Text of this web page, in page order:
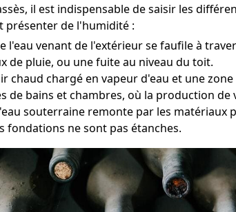
il est indispensable de saisir les
présenter de l'humidité :
venant de l'extérieur se faufile à
de pluie, ou une fuite au niveau du toit.
chaud chargé en vapeur d'eau et une
de bains et chambres, où la production de
souterraine remonte par les matériaux
ne sont pas étanches.